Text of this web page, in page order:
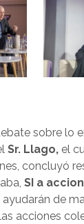
sobre lo
Sr. Llago, el
concluyó
SI a
de
acciones